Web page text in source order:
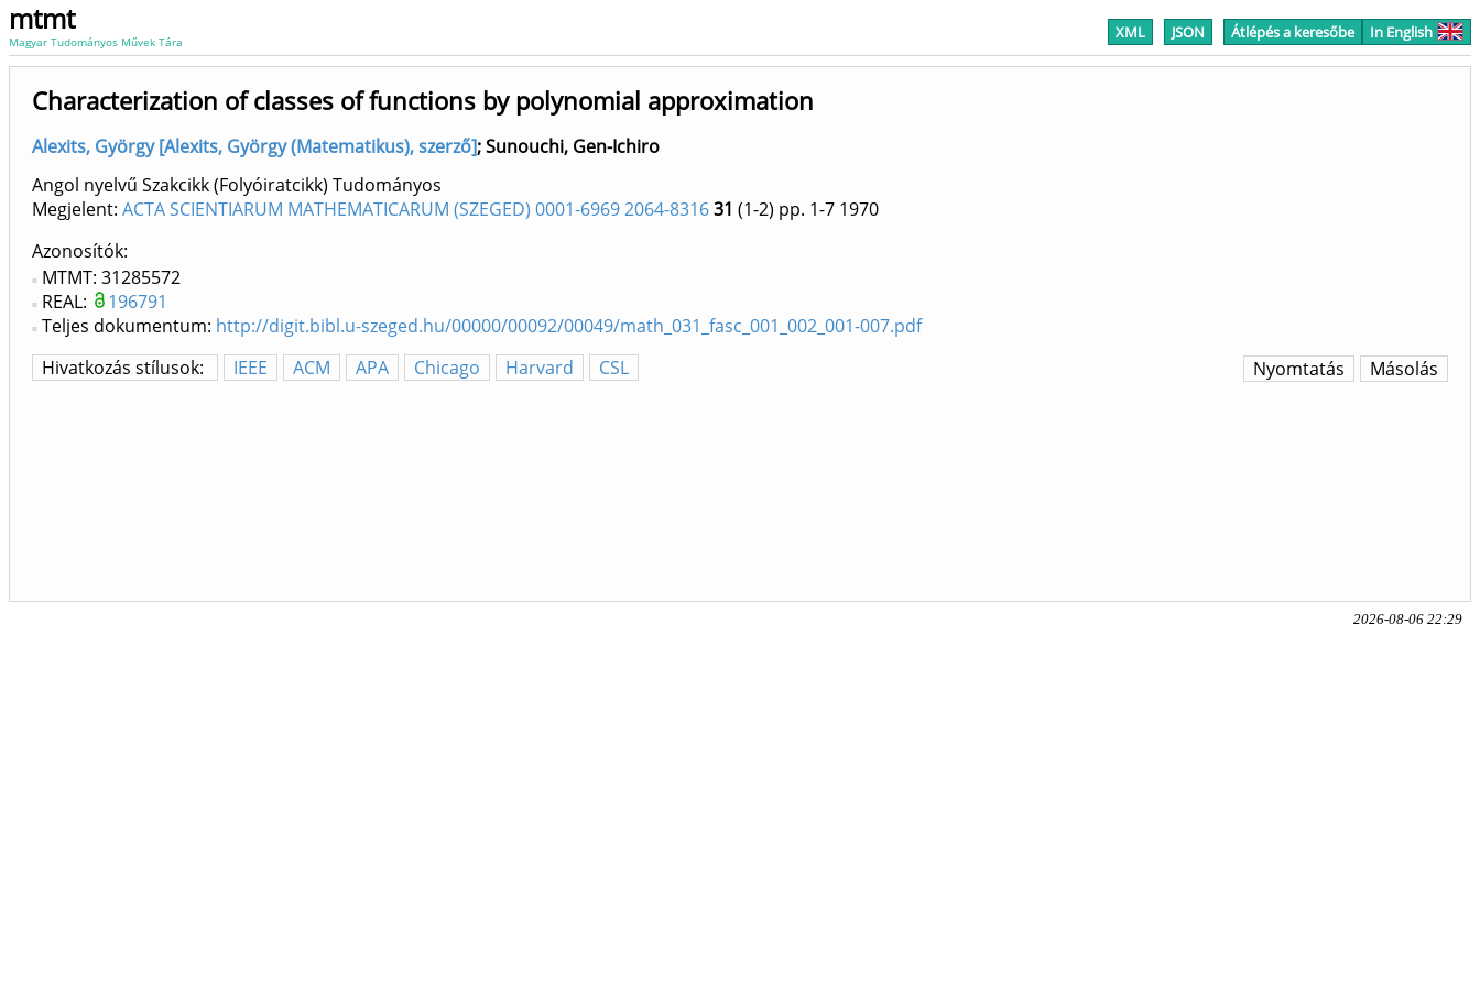
mtmt
Magyar Tudományos Művek Tára XML JSON Átlépés a keresőbe In English
Characterization of classes of functions by polynomial approximation
Alexits, György [Alexits, György (Matematikus), szerző];Sunouchi, Gen-Ichiro
Angol nyelvű Szakcikk (Folyóiratcikk) Tudományos
Megjelent: ACTA SCIENTIARUM MATHEMATICARUM (SZEGED) 0001-6969 2064-831631 (1-2) pp. 1-7 1970
Azonosítók
MTMT: 31285572
REAL:
196791
Teljes dokumentum: http://digit.bibl.u-szeged.hu/00000/00092/00049/math_031_fasc_001_002_001-007.pdf
Hivatkozás stílusok:
IEEE ACM APA Chicago Harvard CSL Másolás
Nyomtatás
2026-08-06 22:29